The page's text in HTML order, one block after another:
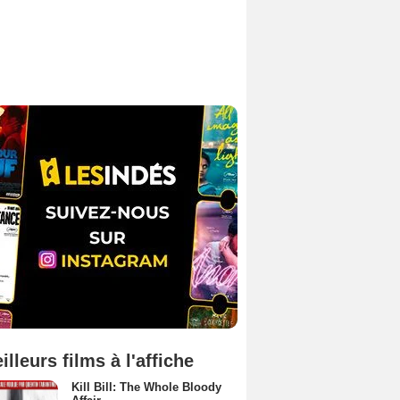
films à l'affiche
Kill Bill: The Whole Bloody